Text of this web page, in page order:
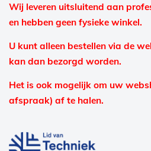
Wij leveren uitsluitend aan
en hebben geen fysieke winkel.
U kunt alleen bestellen via de
kan dan bezorgd worden.
Het is ook mogelijk om uw
afspraak) af te halen.